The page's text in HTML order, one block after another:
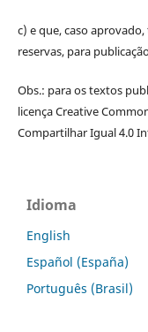
c) e que, caso
reservas, para
Obs.: para os textos
licença Creative
Compartilhar Igual 4.0
Idioma
English
Español (España)
Português (Brasil)